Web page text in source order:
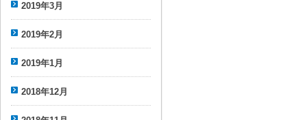
2019年3月
2019年2月
2019年1月
2018年12月